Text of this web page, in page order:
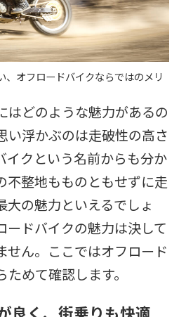
、オフロードバイクならではのメリ
はどのような魅力があるの
い浮かぶのは走破性の高さ
イクという名前からも分か
不整地もものともせずに走
大の魅力といえるでしょ
ードバイクの魅力は決して
せん。ここではオフロード
めて確認します。
良く、街乗りも快適